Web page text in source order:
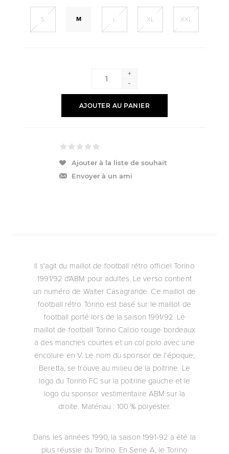
S M L XL XXL
+
-
AJOUTER AU PANIER
Ajouter à la liste de souhait
Envoyer à un ami
Il s'agit du maillot de football rétro officiel Torino
1991/92 d'ABM pour adultes. Le verso contient
un numéro de Walter Casagrande. Ce maillot de
football rétro Torino est basé sur le maillot de
football porté lors de la saison 1991/92. Le
maillot de football Torino Calcio rouge bordeaux
a des manches courtes et un col polo avec une
encolure en V. Le nom du sponsor de l'époque,
Beretta, se trouve au milieu de la poitrine. Le
logo du Torino FC sur la poitrine gauche et le
logo du sponsor vestimentaire ABM sur la
droite. Matériau : 100 % polyester.
Dans les années 1990, la saison 1991-92 a été la
plus réussie du Torino. En Serie A, le Torino